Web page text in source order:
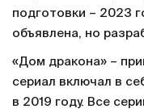
подготовки – 2023
объявлена, но
«Дом дракона» –
сериал включал в
в 2019 году. Все